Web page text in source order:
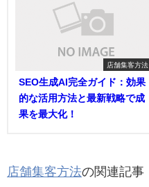
店舗集客方法
SEO生成AI完全ガイド：効果
的な活用方法と最新戦略で成
果を最大化！
店舗集客方法の関連記事